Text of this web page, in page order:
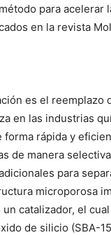
para
en la revista
es el
en las industrias
rápida y
de manera
para
microporosa
catalizador, el
de silicio (SBA-